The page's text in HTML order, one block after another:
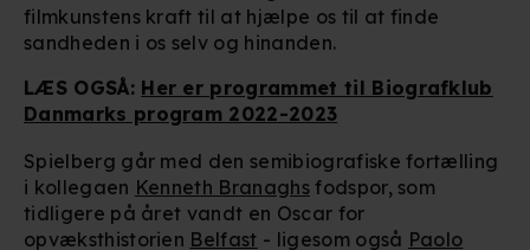
filmkunstens kraft til at hjælpe os til at finde
sandheden i os selv og hinanden.
LÆS OGSÅ: Her er programmet til Biografklub
Danmarks program 2022-2023
Spielberg går med den semibiografiske fortælling
i kollegaen Kenneth Branaghsfodspor, som
tidligere på året vandt en Oscar for
opvæksthistorien Belfast - ligesom også Paolo